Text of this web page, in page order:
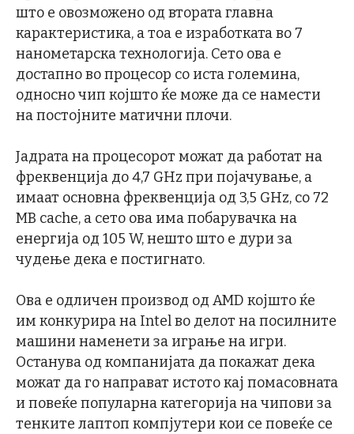
што е овозможено од втората главна
карактеристика, а тоа е изработката во 7
нанометарска технологија. Сето ова е
достапно во процесор со иста големина,
односно чип којшто ќе може да се намести
на постојните матични плочи.
Јадрата на процесорот можат да работат на
фреквенција до 4,7 GHz при појачување, а
имаат основна фреквенција од 3,5 GHz, со 72
MB cache, а сето ова има побарувачка на
енергија од 105 W, нешто што е дури за
чудење дека е постигнато.
Ова е одличен производ од AMD којшто ќе
им конкурира на Intel во делот на посилните
машини наменети за играње на игри.
Останува од компанијата да покажат дека
можат да го направат истото кај помасовната
и повеќе популарна категорија на чипови за
тенките лаптоп компјутери кои се повеќе се